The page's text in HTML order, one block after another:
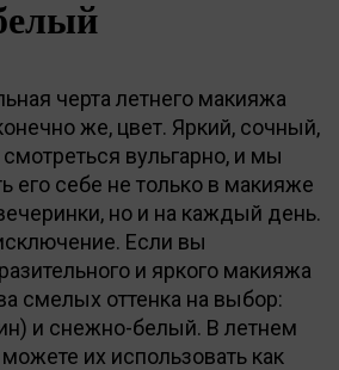
черта летнего макияжа
же, цвет. Яркий, сочный,
вульгарно, и мы
его себе не только в макияже
но и на каждый день.
Если вы
и яркого макияжа
смелых оттенка на выбор:
и снежно-белый. В летнем
их использовать как